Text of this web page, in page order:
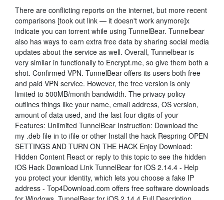
There are conflicting reports on the internet, but more recent
comparisons [took out link — it doesn't work anymore]x
indicate you can torrent while using TunnelBear. Tunnelbear
also has ways to earn extra free data by sharing social media
updates about the service as well. Overall, Tunnelbear is
very similar in functionally to Encrypt.me, so give them both a
shot. Confirmed VPN. TunnelBear offers its users both free
and paid VPN service. However, the free version is only
limited to 500MB/month bandwidth. The privacy policy
outlines things like your name, email address, OS version,
amount of data used, and the last four digits of your
Features: Unlimited TunnelBear Instruction: Download the
my .deb file in to ifile or other Install the hack Respring OPEN
SETTINGS AND TURN ON THE HACK Enjoy Download:
Hidden Content React or reply to this topic to see the hidden
iOS Hack Download Link TunnelBear for iOS 2.14.4 - Help
you protect your identity, which lets you choose a fake IP
address - Top4Download.com offers free software downloads